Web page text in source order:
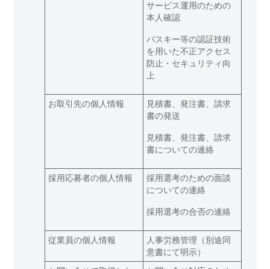
サービス運用のための
本人確認
パスキー等の認証技術
を用いた不正アクセス
防止・セキュリティ向
上
お取引先の個人情報
見積書、発注書、請求
書の発送
見積書、発注書、請求
書についての連絡
採用応募者の個人情報
採用選考のための面談
についての連絡
採用選考の合否の連絡
従業員の個人情報
人事労務管理（別途同
意書にて明示）